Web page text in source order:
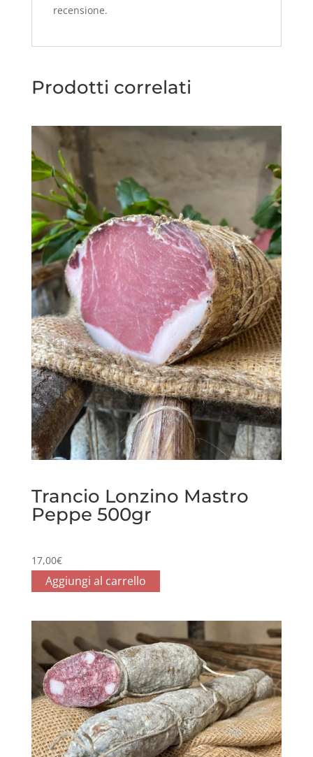
recensione.
Prodotti correlati
Trancio Lonzino Mastro
Peppe 500gr
17,00€
Aggiungi al carrello